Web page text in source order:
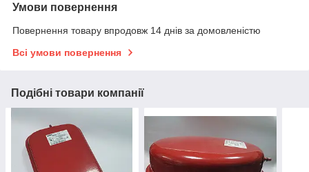
Умови повернення
Повернення товару впродовж 14 днів за домовленістю
Всі умови повернення
Подібні товари компанії